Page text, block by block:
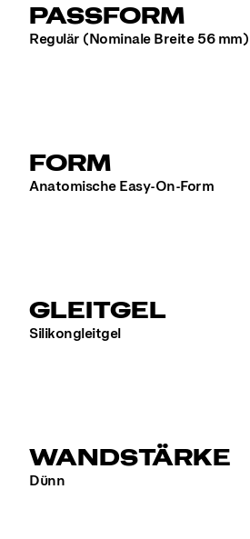
PASSFORM
Regulär (Nominale Breite 56 mm)
FORM
Anatomische Easy-On-Form
GLEITGEL
Silikongleitgel
WANDSTÄRKE
Dünn